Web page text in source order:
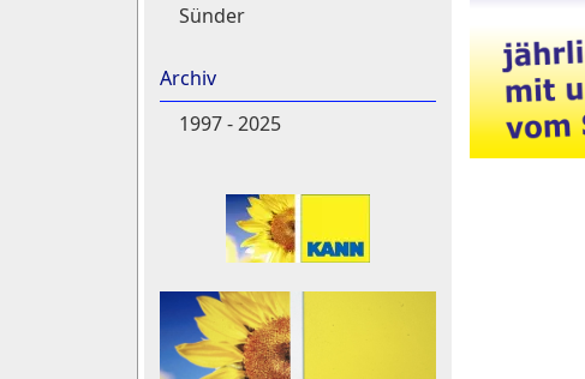
Sünder
Archiv
1997 - 2025